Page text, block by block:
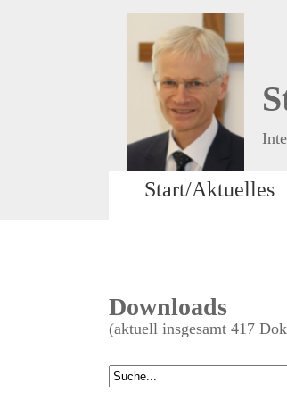
Start/Aktuelles
Downloads
(aktuell insgesamt 417